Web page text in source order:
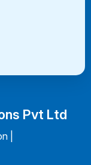
Pvt Ltd
|